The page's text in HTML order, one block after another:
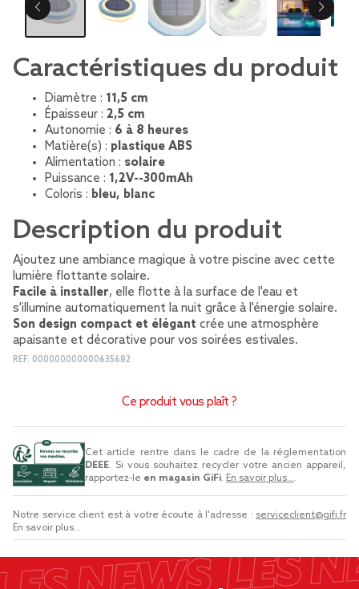
Caractéristiques du produit
Diamètre : 11,5 cm
Épaisseur : 2,5 cm
Autonomie : 6 à 8 heures
Matière(s) : plastique ABS
Alimentation : solaire
Puissance : 1,2V--300mAh
Coloris : bleu, blanc
Description du produit
Ajoutez une ambiance magique à votre piscine avec cette
lumière flottante solaire.
Facile à installer, elle flotte à la surface de l'eau et
s'illumine automatiquement la nuit grâce à l'énergie solaire.
Son design compact et élégant crée une atmosphère
apaisante et décorative pour vos soirées estivales.
REF. 000000000000635682
Ce produit vous plaît ?
Cet article rentre dans le cadre de la réglementation
DEEE. Si vous souhaitez recycler votre ancien appareil,
rapportez-le en magasin GiFi. En savoir plus....
Notre service client est à votre écoute à l'adresse : serviceclient@gifi.fr
En savoir plus...